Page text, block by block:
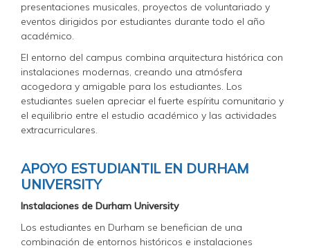
presentaciones musicales, proyectos de voluntariado y
eventos dirigidos por estudiantes durante todo el año
académico.
El entorno del campus combina arquitectura histórica con
instalaciones modernas, creando una atmósfera
acogedora y amigable para los estudiantes. Los
estudiantes suelen apreciar el fuerte espíritu comunitario y
el equilibrio entre el estudio académico y las actividades
extracurriculares.
APOYO ESTUDIANTIL EN DURHAM
UNIVERSITY
Instalaciones de Durham University
Los estudiantes en Durham se benefician de una
combinación de entornos históricos e instalaciones